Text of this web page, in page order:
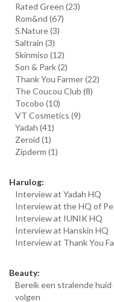
Rated Green (23)
Rom&nd (67)
S.Nature(3)
Saltrain (3)
Skinmiso (12)
Son & Park(2)
Thank You Farmer(22)
The Coucou Club (8)
Tocobo (10)
VT Cosmetics (9)
Yadah (41)
Zeroid (1)
Zipderm (1)
Harulog:
Interview at Yadah HQ
Interview at the HQ of
Interview at IUNIK HQ
Interview at Hanskin HQ
Interview at Thank You
Beauty:
Bereik een stralende
volgen